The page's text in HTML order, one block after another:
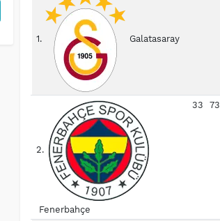
1. Galatasaray
2.
Fenerbahçe
33 73